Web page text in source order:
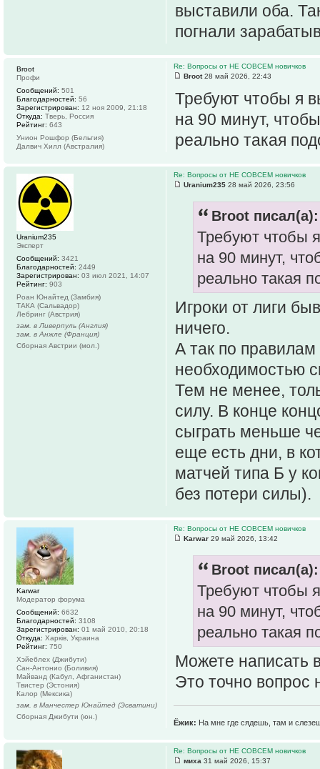
выставили оба.
погнали
Re: Вопросы от НЕ СОВСЕМ новичков
Broot28 май 2026, 22:43
Требуют чтобы я
на 90 минут,
реально такая
Broot
Профи
Сообщений: 501
Благодарностей: 56
Зарегистрирован: 12 ноя 2009, 21:18
Откуда: Тверь, Россия
Рейтинг: 643
Унион Рошфор (Бельгия)
Далвич Хилл (Австралия)
Re: Вопросы от НЕ СОВСЕМ новичков
Uranium235 28 май 2026, 23:56
Broot писал(а):
Требуют чтобы я
на 90 минут,
реально такая
Игроки от лиги
ничего.
А так по правилам
необходимостью
Тем не менее,
силу. В конце
сыграть меньше
еще есть дни, в
матчей типа Б у
без потери силы).
Uranium235
Эксперт
Сообщений: 3421
Благодарностей: 2449
Зарегистрирован: 03 июл 2021, 14:07
Рейтинг: 903
Роан Юнайтед (Замбия)
ТАКА (Сальвадор)
Лебринг (Австрия)
зам. в Ливерпуль (Англия)
зам. в Анжле (Франция)
Сборная Австрии (мол.)
Re: Вопросы от НЕ СОВСЕМ новичков
Karwar 29 май 2026, 13:42
Broot писал(а):
Требуют чтобы я
на 90 минут,
реально такая
Можете написать
Это точно
Ёжик: На мне где сядешь, там и
Karwar
Модератор форума
Сообщений: 6632
Благодарностей: 3108
Зарегистрирован: 01 май 2010, 20:18
Откуда: Харків, Украина
Рейтинг: 750
Хэйеблех (Джибути)
Сан-Антонио (Боливия)
Майванд (Кабул, Афганистан)
Твистер (Эстония)
Калор (Мексика)
зам. в Манчестер Юнайтед (Эсватини)
Сборная Джибути (юн.)
Re: Вопросы от НЕ СОВСЕМ новичков
миха 31 май 2026, 15:37